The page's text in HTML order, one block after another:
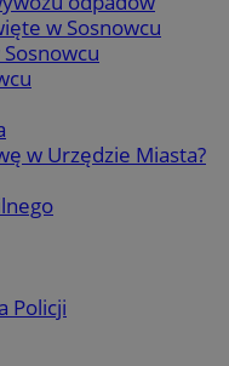
w Sosnowcu
Sosnowcu
w Urzędzie Miasta?
Policji